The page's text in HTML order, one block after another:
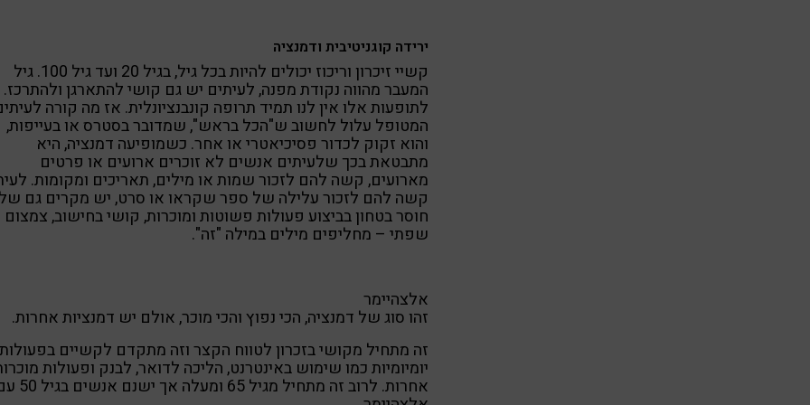
ירידה קוגניטיבית ודמנציה
קשיי זיכרון וריכוז יכולים להיות בכל גיל, בגיל 20 ועד גיל 100. גיל
המעבר מהווה נקודת מפנה, לעיתים יש גם קושי להתארגן
לתופעות אלו אין לנו תמיד תרופה קונבנציונלית. אז מה קורה
המטופל עלול לחשוב ש"הכל בראש", שמדובר בסטרס או בעייפות,
והוא זקוק לכדור פסיכיאטרי או אחר. כשמופיעה דמנציה, היא
מתבטאת בכך שלעיתים אנשים לא זוכרים ארועים או פרטים
מארועים, קשה להם לזכור שמות או מילים, תאריכים ומקומות.
קשה להם לזכור עלילה של ספר שקראו או סרט, יש מקרים גם של
חוסר בטחון בביצוע פעולות פשוטות ומוכרות, קושי בחישוב, צמצום
שפתי – מחליפים מילים במילה "זה".
אלצהיימר
זהו סוג של דמנציה, הכי נפוץ והכי מוכר, אולם יש דמנציות אחרות.
זה מתחיל מקושי בזכרון לטווח הקצר וזה מתקדם לקשיים בפעולות
יומיומיות כמו שימוש באינטרנט, הליכה לדואר, לבנק ופעולות
אחרות. לרוב זה מתחיל מגיל 65 ומעלה